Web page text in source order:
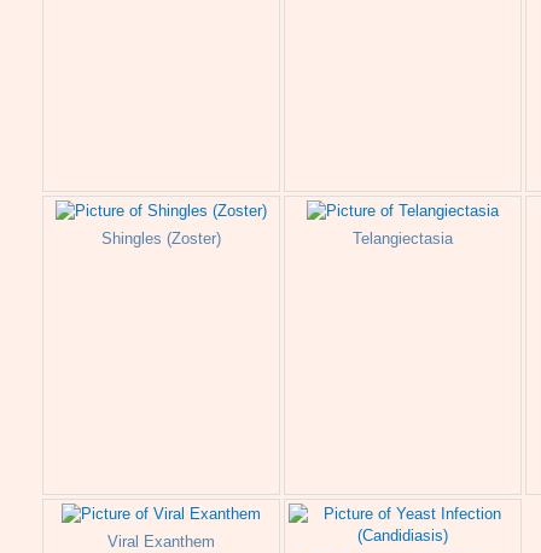
Shingles (Zoster) Telangiectasia
Viral Exanthem